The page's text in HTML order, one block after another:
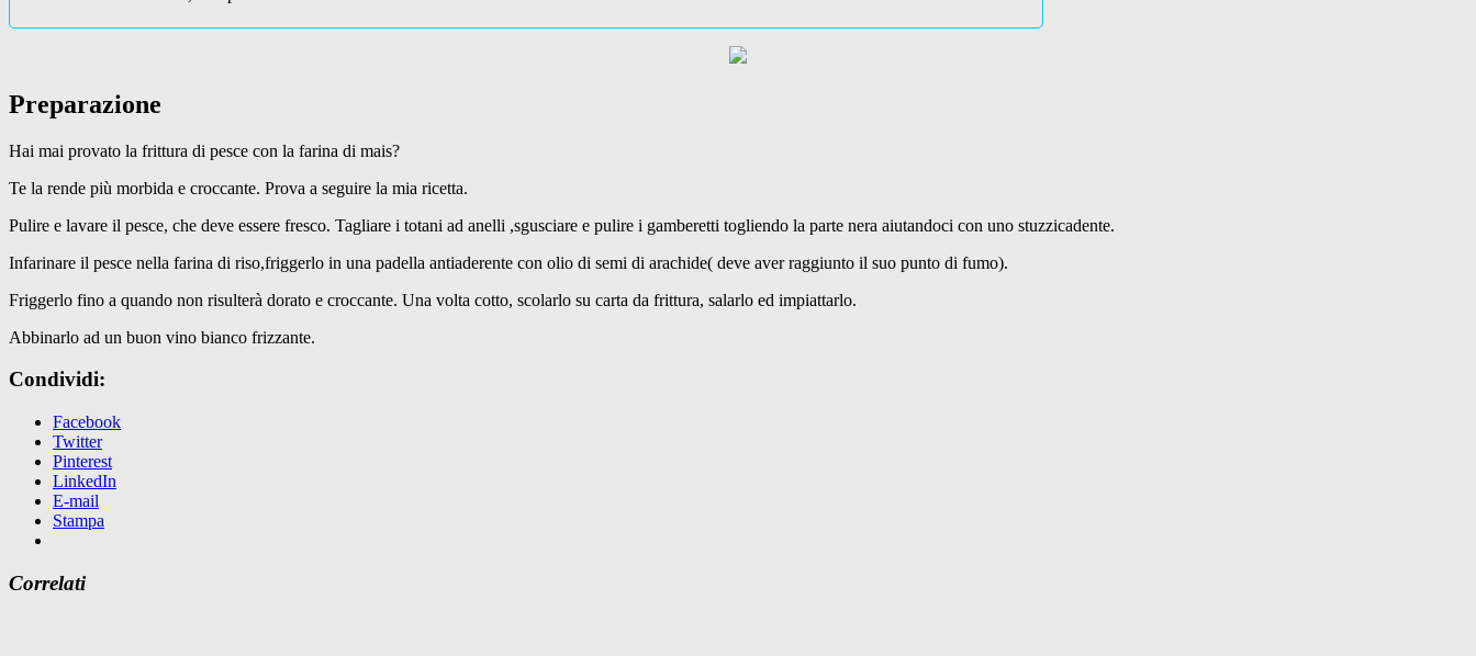
Preparazione
Hai mai provato la frittura di pesce con la farina di mais?
Te la rende più morbida e croccante. Prova a seguire la mia ricetta.
Pulire e lavare il pesce, che deve essere fresco. Tagliare i totani ad anelli ,sgusciare e pulire i gamberetti togliendo la parte nera aiutandoci con uno stuzzicadente.
Infarinare il pesce nella farina di riso,friggerlo in una padella antiaderente con olio di semi di arachide( deve aver raggiunto il suo punto di fumo).
Friggerlo fino a quando non risulterà dorato e croccante. Una volta cotto, scolarlo su carta da frittura, salarlo ed impiattarlo.
Abbinarlo ad un buon vino bianco frizzante.
Condividi:
Facebook
Twitter
Pinterest
LinkedIn
E-mail
Stampa
Correlati